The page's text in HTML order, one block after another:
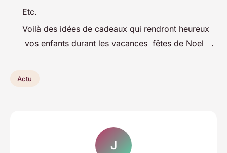
Etc.
Voilà des idées de cadeaux qui rendront heureux
vos enfants durant les vacances fêtes de Noel .
Actu
J